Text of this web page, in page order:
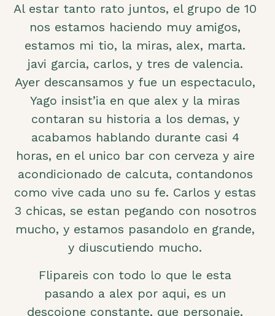
Al estar tanto rato juntos, el grupo de 10
nos estamos haciendo muy amigos,
estamos mi tio, la miras, alex, marta.
javi garcia, carlos, y tres de valencia.
Ayer descansamos y fue un espectaculo,
Yago insist’ia en que alex y la miras
contaran su historia a los demas, y
acabamos hablando durante casi 4
horas, en el unico bar con cerveza y aire
acondicionado de calcuta, contandonos
como vive cada uno su fe. Carlos y estas
3 chicas, se estan pegando con nosotros
mucho, y estamos pasandolo en grande,
y diuscutiendo mucho.
Flipareis con todo lo que le esta
pasando a alex por aqui, es un
descojone constante, que personaje.